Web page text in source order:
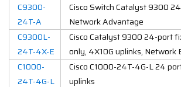
C9300-
24T-A
Cisco Switch Catalyst 9300
Network Advantage
C9300L-
24T-4X-E
Cisco Catalyst 9300 24-port
only, 4X10G uplinks, Network
C1000-
24T-4G-L
Cisco C1000-24T-4G-L 24
uplinks